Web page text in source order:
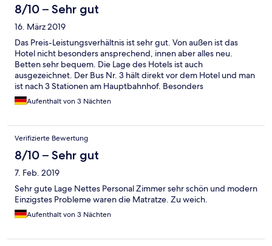
8/10 – Sehr gut
16. März 2019
Das Preis-Leistungsverhältnis ist sehr gut. Von außen ist das
Hotel nicht besonders ansprechend, innen aber alles neu.
Betten sehr bequem. Die Lage des Hotels ist auch
ausgezeichnet. Der Bus Nr. 3 hält direkt vor dem Hotel und man
ist nach 3 Stationen am Hauptbahnhof. Besonders
erwähnenswert ist das ausgezeichnete Frühstücksbuffet.
Aufenthalt von 3 Nächten
Verifizierte Bewertung
8/10 – Sehr gut
7. Feb. 2019
Sehr gute Lage Nettes Personal Zimmer sehr schön und modern
Einzigstes Probleme waren die Matratze. Zu weich.
Aufenthalt von 3 Nächten